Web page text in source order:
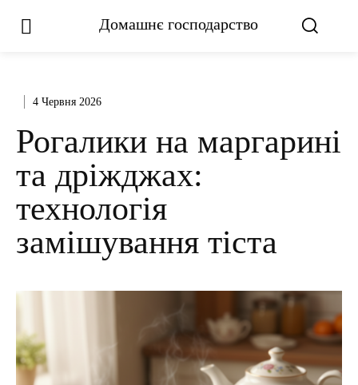
Домашнє господарство
4 Червня 2026
Рогалики на маргарині
та дріжджах:
технологія
замішування тіста